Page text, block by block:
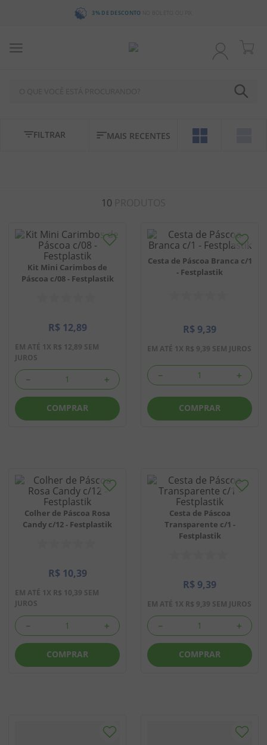
3% DE DESCONTO
MAIS RECENTES
FILTRAR
10
Kit Mini Carimbos de
Páscoa c/08 - Festplastik
R$ 12,89
EM ATÉ 1X R$ 12,89 SEM
JUROS
＋
－
COMPRAR
Cesta de Páscoa Branca c/1
- Festplastik
R$ 9,39
EM ATÉ 1X R$ 9,39 SEM JUROS
＋
－
COMPRAR
Colher de Páscoa Rosa
Candy c/12 - Festplastik
R$ 10,39
EM ATÉ 1X R$ 10,39 SEM
JUROS
＋
－
COMPRAR
Cesta de Páscoa
Transparente c/1 -
Festplastik
R$ 9,39
EM ATÉ 1X R$ 9,39 SEM JUROS
＋
－
COMPRAR
1º
chocolate
salgadinho
biscoito